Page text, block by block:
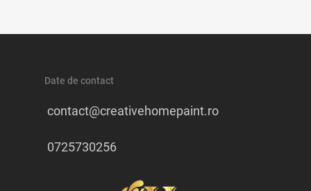
Date de contact
contact@creativehomepaint.ro
0725730256